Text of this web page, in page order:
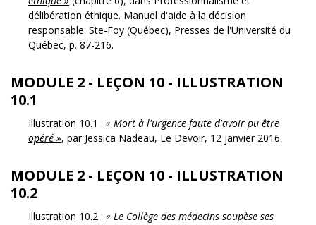
délibération éthique. Manuel d'aide à la décision
responsable. Ste-Foy (Québec), Presses de l'Université du
Québec, p. 87-216.
MODULE 2 - LEÇON 10 - ILLUSTRATION
10.1
Illustration 10.1 : « Mort à l'urgence faute d'avoir pu être
opéré », par Jessica Nadeau, Le Devoir, 12 janvier 2016.
MODULE 2 - LEÇON 10 - ILLUSTRATION
10.2
Illustration 10.2 : « Le Collège des médecins soupèse ses